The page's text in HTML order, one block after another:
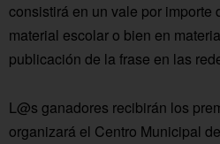
consistirá en un vale por importe
material escolar o bien en
publicación de la frase en las
L@s ganadores recibirán los
organizará el Centro Municipal